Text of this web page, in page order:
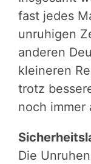
fast jedes
unruhigen
anderen
kleineren
trotz
noch immer
Die